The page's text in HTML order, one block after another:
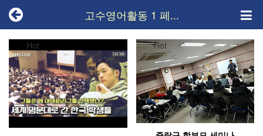
고수영어활동 1 페...
Hot Hot